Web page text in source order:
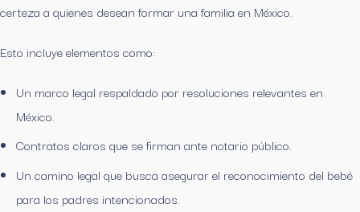
certeza a quienes desean formar una familia en México.
Esto incluye elementos como:
Un marco legal respaldado por resoluciones relevantes en
México.
Contratos claros que se firman ante notario público.
Un camino legal que busca asegurar el reconocimiento del bebé
para los padres intencionados.